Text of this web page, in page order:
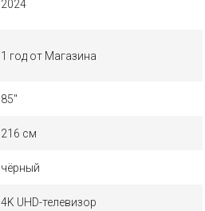
2024
1 год от Магазина
85"
216 см
чёрный
4K UHD-телевизор